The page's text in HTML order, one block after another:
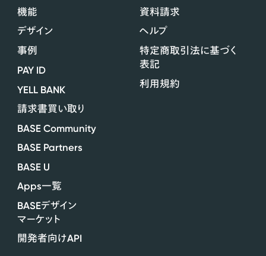
機能
デザイン
事例
PAY ID
YELL BANK
請求書買い取り
BASE Community
BASE Partners
BASE U
Apps一覧
BASEデザイン
マーケット
開発者向けAPI
資料請求
ヘルプ
特定商取引法に基づく
表記
利用規約